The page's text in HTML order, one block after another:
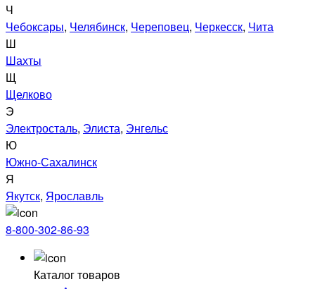
Ч
Чебоксары, Челябинск, Череповец, Черкесск, Чита
Ш
Шахты
Щ
Щелково
Э
Электросталь, Элиста, Энгельс
Ю
Южно-Сахалинск
Я
Якутск, Ярославль
8-800-302-86-93
Каталог товаров